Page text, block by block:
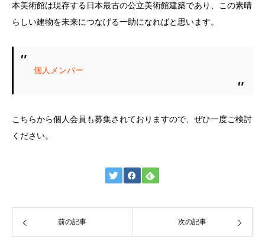
本美術館は現存する日本最古の公立美術館建築であり、この素晴
らしい建物を未来につなげる一助になればと思います。
個人メンバー
こちらから個人会員も募集されておりますので、ぜひ一度ご検討
ください。
前の記事 次の記事